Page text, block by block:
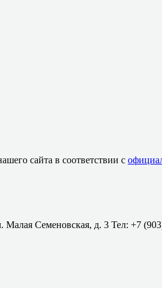
сайта в соответствии с
Семеновская, д. 3 Тел: +7